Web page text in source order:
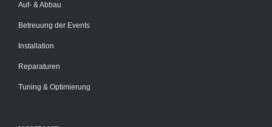
Auf- & Abbau
Betreuung der Events
Installation
Reparaturen
Tuning & Optimierung